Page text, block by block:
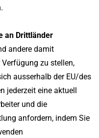
an Drittländer
andere damit
zu stellen,
ausserhalb der EU/des
jederzeit eine aktuell
und die
anfordern, indem Sie